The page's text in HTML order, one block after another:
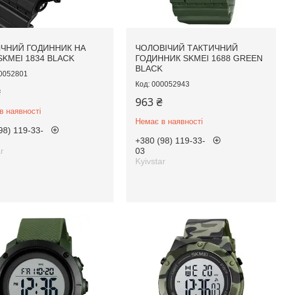
ГОДИННИК НА
1834 BLACK
наявності
119-33-
ЧОЛОВІЧИЙ ТАКТИЧНИЙ
ГОДИННИК SKMEI 1688 GREEN
BLACK
000052943
963 ₴
Немає в наявності
+380 (98) 119-33-
03
Kyivstar